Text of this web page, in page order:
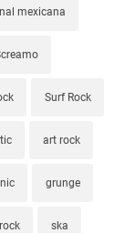
mexicana
Surf Rock
art rock
grunge
ska